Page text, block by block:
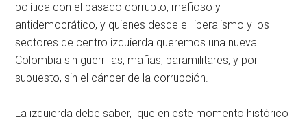
política con el pasado corrupto, mafioso y
antidemocrático, y quienes desde el liberalismo y los
sectores de centro izquierda queremos una nueva
Colombia sin guerrillas, mafias, paramilitares, y por
supuesto, sin el cáncer de la corrupción.
La izquierda debe saber, que en este momento histórico